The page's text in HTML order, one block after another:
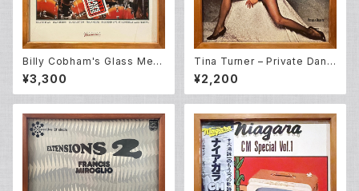
Billy Cobham's Glass Men
agerie – Smokin' (LP)
¥3,300
Tina Turner – Private Danc
er (LP)
¥2,200